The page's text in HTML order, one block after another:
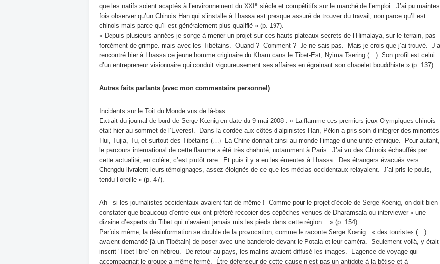
que les natifs soient adaptés à l’environnement du XXIe siècle et compétitifs sur le marché de l’emploi. J’ai pu maintes
fois observer qu’un Chinois Han qui s’installe à Lhassa est presque assuré de trouver du travail, non parce qu’il est
chinois mais parce qu’il est généralement plus qualifié » (p. 197).
« Depuis plusieurs années je songe à mener un projet sur ces hauts plateaux secrets de l’Himalaya, sur le terrain, pas
forcément de grimpe, mais avec les Tibétains. Quand ? Comment ? Je ne sais pas. Mais je crois que j’ai trouvé.
rencontré hier à Lhassa ce jeune homme originaire du Kham dans le Tibet-Est, Nyima Tsering (…) Son profil est celui
d’un entrepreneur visionnaire qui conduit vigoureusement ses affaires en égrainant son chapelet bouddhiste » (p. 137).
Autres faits parlants (avec mon commentaire personnel)
Incidents sur le Toit du Monde vus de là-bas
Extrait du journal de bord de Serge Kœnig en date du 9 mai 2008 : « La flamme des premiers jeux Olympiques chinois
était hier au sommet de l’Everest. Dans la cordée aux côtés d’alpinistes Han, Pékin a pris soin d’intégrer des minorités
Hui, Tujia, Tu, et surtout des Tibétains (…) La Chine donnait ainsi au monde l’image d’une unité ethnique. Pour autant,
le parcours international de cette flamme a été très chahuté, notamment à Paris. J’ai vu des Chinois échauffés par
cette actualité, en colère, c’est plutôt rare. Et puis il y a eu les émeutes à Lhassa. Des étrangers évacués vers
Chengdu livraient leurs témoignages, assez éloignés de ce que les médias occidentaux relayaient. J’ai pris le pouls,
tendu l’oreille » (p. 47).
Ah ! si les journalistes occidentaux avaient fait de même ! Comme pour le projet d’école de Serge Koenig, on doit bien
constater que beaucoup d’entre eux ont préféré recopier des dépêches venues de Dharamsala ou interviewer « une
dizaine d’experts du Tibet qui n’avaient jamais mis les pieds dans cette région… » (p. 154).
Parfois même, la désinformation se double de la provocation, comme le raconte Serge Kœnig : « des touristes (…)
avaient demandé [à un Tibétain] de poser avec une banderole devant le Potala et leur caméra. Seulement voilà, y était
inscrit ‘Tibet libre’ en hébreu. De retour au pays, les malins avaient diffusé les images. L’agence de voyage qui
accompagnait le groupe a même fermé. Être défenseur de cette cause n’est pas un antidote à la bêtise et à